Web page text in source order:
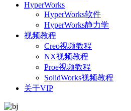
HyperWorks
HyperWorks软件
HyperWorks静力学
视频教程
Creo视频教程
NX视频教程
Proe视频教程
SolidWorks视频教程
关于VIP